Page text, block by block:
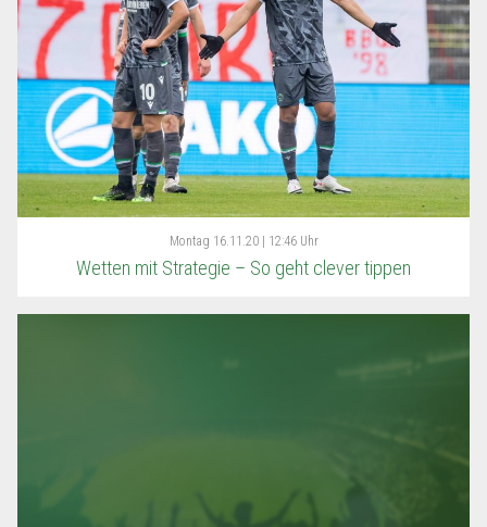
Montag 16.11.20 | 12:46 Uhr
Wetten mit Strategie – So geht clever tippen